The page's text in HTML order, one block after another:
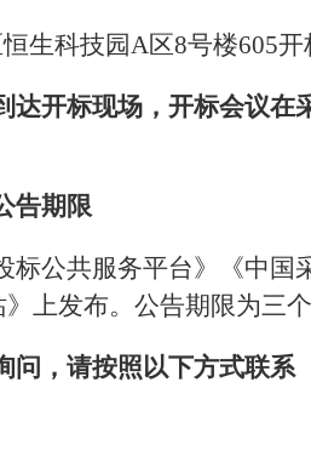
生科技园A区8号楼605开
达开标现场，开标会议
告期限
标公共服务平台》《中
上发布。公告期限为三个
问，请按照以下方式联系